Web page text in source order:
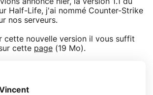
Half-Life, j'ai nommé Counter-Strike
nos serveurs.
cette nouvelle version il vous suffit
cette page (19 Mo).